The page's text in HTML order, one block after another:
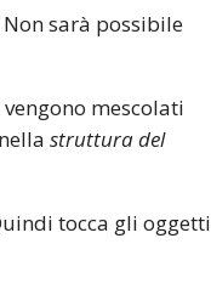
sarà possibile
mescolati
struttura del
tocca gli oggetti